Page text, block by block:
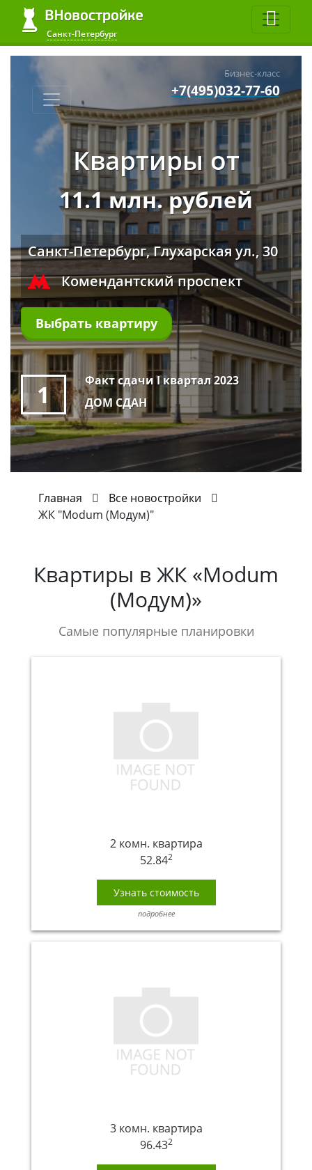
Санкт-Петербург
Бизнес-класс
+7(495)032-77-60
Квартиры от
11.1 млн. рублей
Санкт-Петербург, Глухарская ул., 30
Комендантский проспект
Выбрать квартиру
1
Факт сдачи I квартал 2023
ДОМ СДАН
Главная
Все новостройки
ЖК "Modum (Модум)"
Квартиры в ЖК «Modum
(Модум)»
Самые популярные планировки
2 комн. квартира
52.842
Узнать стоимость
подробнее
3 комн. квартира
96.432